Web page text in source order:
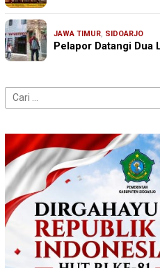
JAWA TIMUR, SIDOARJO
Pelapor Datangi Dua
Cari
untuk: